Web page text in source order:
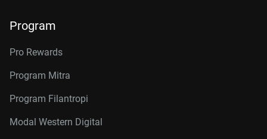
Program
Pro Rewards
Program Mitra
Program Filantropi
Modal Western Digital